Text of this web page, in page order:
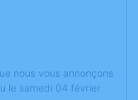
nous vous annonçons
le samedi 04 février